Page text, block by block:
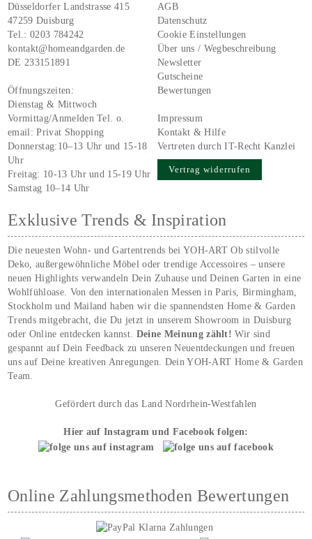
Düsseldorfer Landstrasse 415
47259 Duisburg
Tel.:0203 784242
kontakt@homeandgarden.de
DE 233151891
Öffnungszeiten:
Dienstag & Mittwoch
Vormittag/Anmelden Tel. o.
email:Privat Shopping
Donnerstag:10–13 Uhr und 15-18
Uhr
Freitag: 10-13 Uhr und 15-19 Uhr
Samstag 10–14 Uhr
AGB
Datenschutz
Cookie Einstellungen
Über uns / Wegbeschreibung
Newsletter
Gutscheine
Bewertungen
Impressum
Kontakt & Hilfe
Vertreten durch IT-Recht Kanzlei
Vertrag widerrufen
Exklusive Trends & Inspiration
Die neuesten Wohn- und Gartentrends bei YOH‑ART Ob stilvolle
Deko, außergewöhnliche Möbel oder trendige Accessoires – unsere
neuen Highlights verwandeln Dein Zuhause und Deinen Garten in eine
Wohlfühloase. Von den internationalen Messen in Paris, Birmingham,
Stockholm und Mailand haben wir die spannendsten Home & Garden
Trends mitgebracht, die Du jetzt in unserem Showroom in Duisburg
oder Online entdecken kannst. Deine Meinung zählt!Wir sind
gespannt auf Dein Feedback zu unseren Neuentdeckungen und freuen
uns auf Deine kreativen Anregungen. Dein YOH‑ART Home & Garden
Team.
Gefördert durch das Land Nordrhein-Westfahlen
Hier auf Instagram und Facebook folgen:
Online Zahlungsmethoden Bewertungen